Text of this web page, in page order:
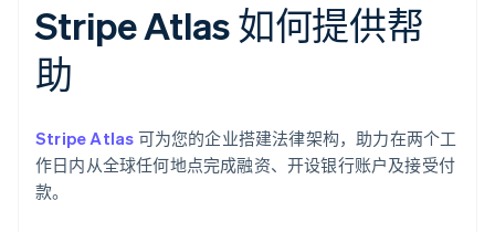
Stripe Atlas 如何提供帮
助
Stripe Atlas 可为您的企业搭建法律架构，助力在两个工
作日内从全球任何地点完成融资、开设银行账户及接受付
款。